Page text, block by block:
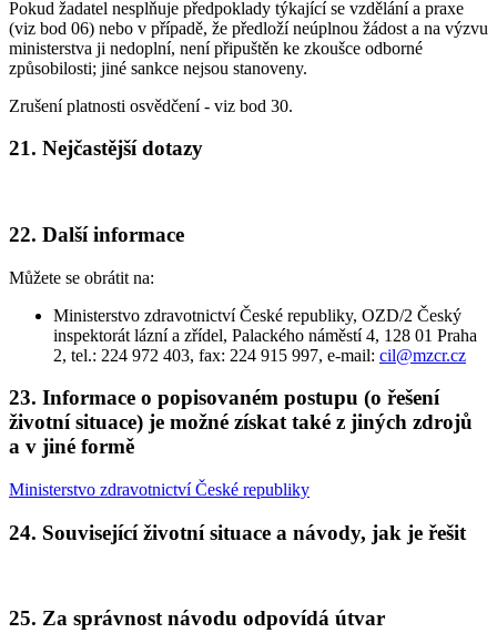
Pokud žadatel nesplňuje předpoklady týkající se vzdělání a praxe
(viz bod 06) nebo v případě, že předloží neúplnou žádost a na výzvu
ministerstva ji nedoplní, není připuštěn ke zkoušce odborné
způsobilosti; jiné sankce nejsou stanoveny.
Zrušení platnosti osvědčení - viz bod 30.
21. Nejčastější dotazy
22. Další informace
Můžete se obrátit na:
Ministerstvo zdravotnictví České republiky, OZD/2 Český
inspektorát lázní a zřídel, Palackého náměstí 4, 128 01 Praha
2, tel.: 224 972 403, fax: 224 915 997, e-mail: cil@mzcr.cz
23. Informace o popisovaném postupu (o řešení
životní situace) je možné získat také z jiných zdrojů
a v jiné formě
Ministerstvo zdravotnictví České republiky
24. Související životní situace a návody, jak je řešit
25. Za správnost návodu odpovídá útvar